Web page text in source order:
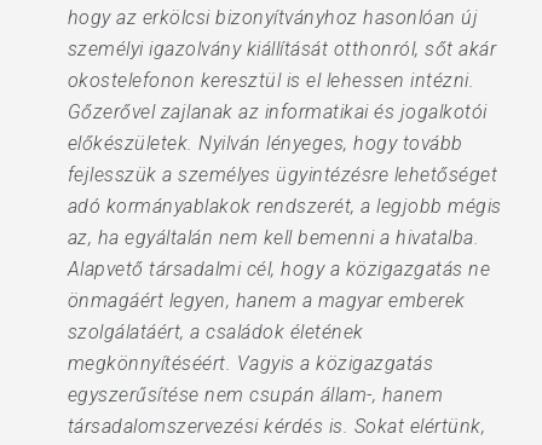
hogy az erkölcsi bizonyítványhoz hasonlóan új
személyi igazolvány kiállítását otthonról, sőt akár
okostelefonon keresztül is el lehessen intézni.
Gőzerővel zajlanak az informatikai és jogalkotói
előkészületek. Nyilván lényeges, hogy tovább
fejlesszük a személyes ügyintézésre lehetőséget
adó kormányablakok rendszerét, a legjobb mégis
az, ha egyáltalán nem kell bemenni a hivatalba.
Alapvető társadalmi cél, hogy a közigazgatás ne
önmagáért legyen, hanem a magyar emberek
szolgálatáért, a családok életének
megkönnyítéséért. Vagyis a közigazgatás
egyszerűsítése nem csupán állam-, hanem
társadalomszervezési kérdés is. Sokat elértünk,